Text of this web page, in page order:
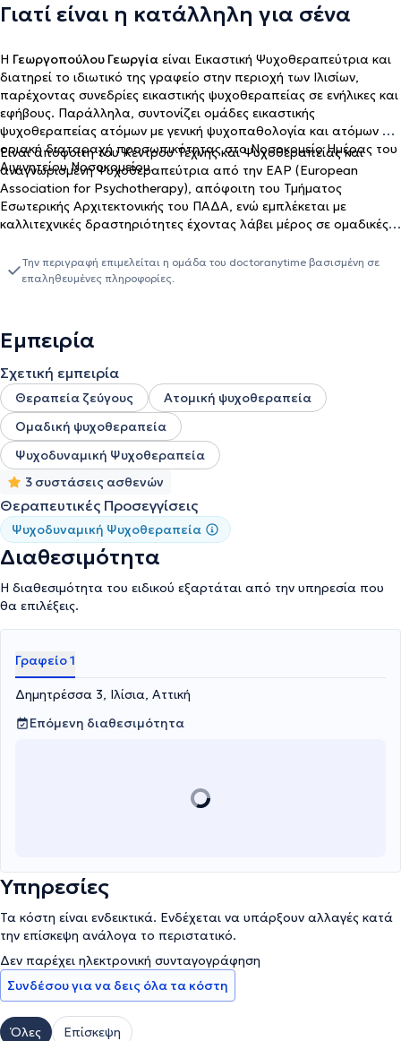
Γιατί είναι η κατάλληλη για σένα
Η Γεωργοπούλου Γεωργία είναι Εικαστική Ψυχοθεραπεύτρια και
διατηρεί το ιδιωτικό της γραφείο στην περιοχή των Ιλισίων,
παρέχοντας συνεδρίες εικαστικής ψυχοθεραπείας σε ενήλικες και
εφήβους. Παράλληλα, συντονίζει ομάδες εικαστικής
ψυχοθεραπείας ατόμων με γενική ψυχοπαθολογία και ατόμων με
οριακή διαταραχή προσωπικότητας στο Νοσοκομείο Ημέρας του
Αιγινητείου Νοσοκομείου.
Είναι απόφοιτη του Κέντρου Τέχνης και Ψυχοθεραπείας και
αναγνωρισμένη Ψυχοθεραπεύτρια από την EAP (European
Association for Psychotherapy), απόφοιτη του Τμήματος
Εσωτερικής Αρχιτεκτονικής του ΠΑΔΑ, ενώ εμπλέκεται με
καλλιτεχνικές δραστηριότητες έχοντας λάβει μέρος σε ομαδικές
Την περιγραφή επιμελείται η ομάδα του doctoranytime βασισμένη σε
επαληθευμένες πληροφορίες.
Εμπειρία
Σχετική εμπειρία
Θεραπεία ζεύγους
Ατομική ψυχοθεραπεία
Ομαδική ψυχοθεραπεία
Ψυχοδυναμική Ψυχοθεραπεία
3 συστάσεις ασθενών
Θεραπευτικές Προσεγγίσεις
Ψυχοδυναμική Ψυχοθεραπεία
Διαθεσιμότητα
Η διαθεσιμότητα του ειδικού εξαρτάται από την υπηρεσία που
θα επιλέξεις.
Γραφείο 1
Δημητρέσσα 3, Ιλίσια, Αττική
Επόμενη διαθεσιμότητα
Υπηρεσίες
Τα κόστη είναι ενδεικτικά. Ενδέχεται να υπάρξουν αλλαγές κατά
την επίσκεψη ανάλογα το περιστατικό.
Δεν παρέχει ηλεκτρονική συνταγογράφηση
Συνδέσου για να δεις όλα τα κόστη
Όλες Επίσκεψη